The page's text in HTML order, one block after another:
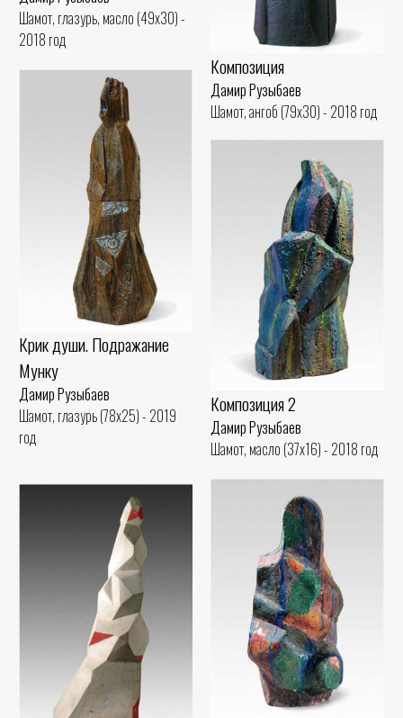
Шамот, глазурь, масло (49x30) -
2018 год
Композиция
Дамир Рузыбаев
Шамот, ангоб (79x30) - 2018 год
Крик души. Подражание
Мунку
Дамир Рузыбаев
Шамот, глазурь (78x25) - 2019
год
Композиция 2
Дамир Рузыбаев
Шамот, масло (37x16) - 2018 год